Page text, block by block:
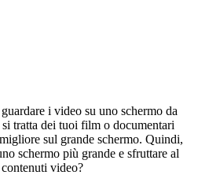
i video su uno schermo da
tratta dei tuoi film o documentari
sul grande schermo. Quindi,
schermo più grande e sfruttare al
video?